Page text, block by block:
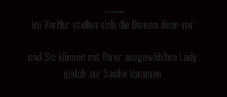
……….
Im Vorflur stellen sich die Damen dann vor
und Sie können mit Ihrer ausgewählten Lady
gleich zur Sache kommen